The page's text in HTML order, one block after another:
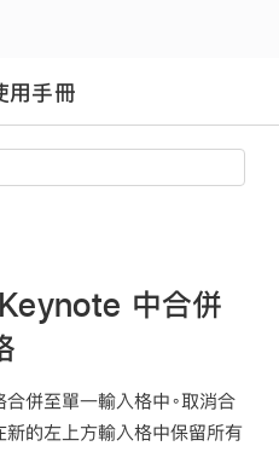
手冊
中合併
併至單一輸入格中。取消合
的左上方輸入格中保留所有